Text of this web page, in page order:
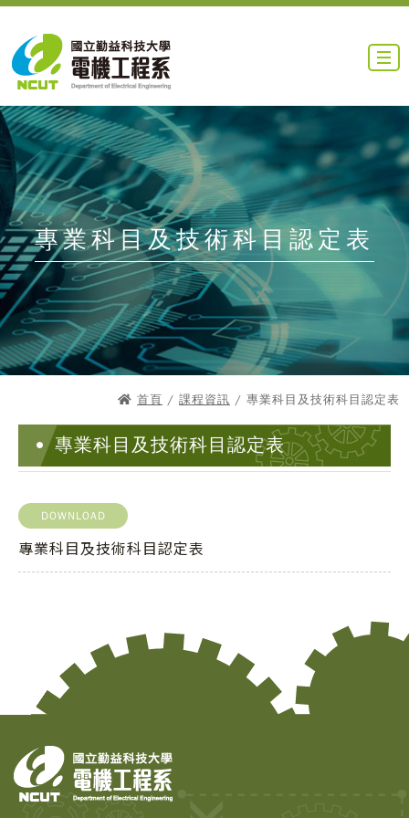
專業科目及技術科目認定表
首頁 / 課程資訊 / 專業科目及技術科目認定表
專業科目及技術科目認定表
DOWNLOAD
專業科目及技術科目認定表